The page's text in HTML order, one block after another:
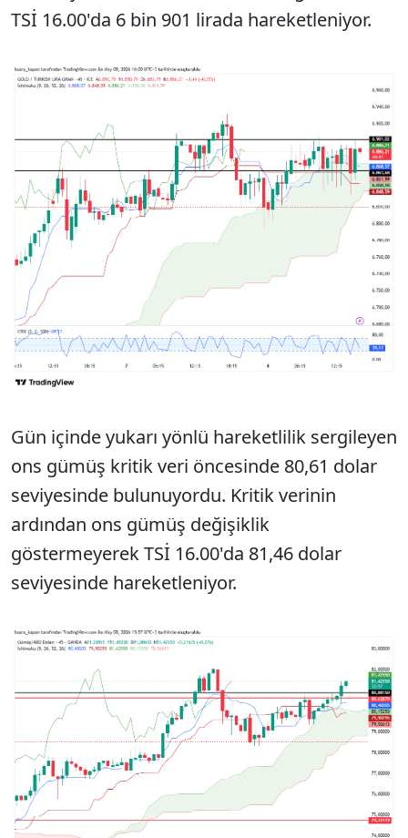
TSİ 16.00'da 6 bin 901 lirada hareketleniyor.
Gün içinde yukarı yönlü hareketlilik sergileyen
ons gümüş kritik veri öncesinde 80,61 dolar
seviyesinde bulunuyordu. Kritik verinin
ardından ons gümüş değişiklik
göstermeyerek TSİ 16.00'da 81,46 dolar
seviyesinde hareketleniyor.